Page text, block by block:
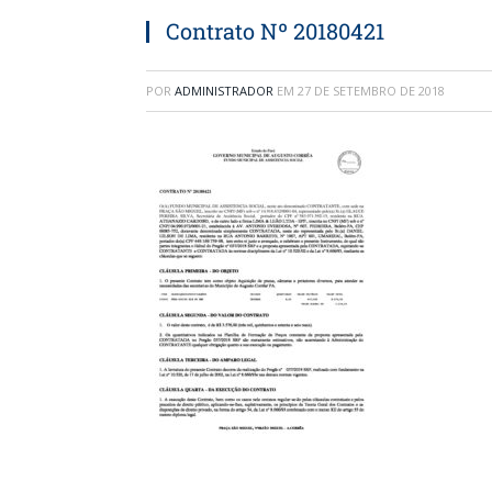
Contrato Nº 20180421
POR ADMINISTRADOR EM 27 DE SETEMBRO DE 2018